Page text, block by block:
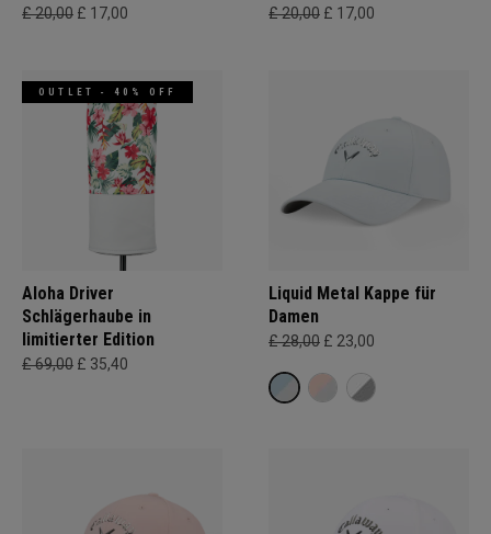
£ 20,00 £ 17,00 £ 20,00 £ 17,00
OUTLET - 40% OFF
Aloha Driver
Schlägerhaube in
limitierter Edition
£ 69,00 £ 35,40
Liquid Metal Kappe für
Damen
£ 28,00 £ 23,00